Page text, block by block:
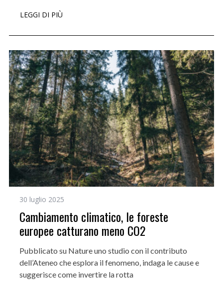
LEGGI DI PIÙ
30 luglio 2025
Cambiamento climatico, le foreste
europee catturano meno CO2
Pubblicato su Nature uno studio con il contributo
dell’Ateneo che esplora il fenomeno, indaga le cause e
suggerisce come invertire la rotta